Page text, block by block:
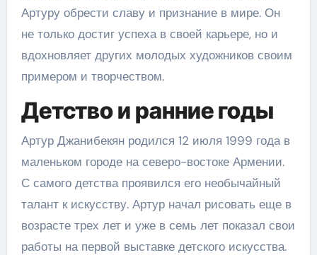
Артуру обрести славу и признание в мире. Он
не только достиг успеха в своей карьере, но и
вдохновляет других молодых художников своим
примером и творчеством.
Детство и ранние годы
Артур Джанибекян родился 12 июля 1999 года в
маленьком городе на северо-востоке Армении.
С самого детства проявился его необычайный
талант к искусству. Артур начал рисовать еще в
возрасте трех лет и уже в семь лет показал свои
работы на первой выставке детского искусства.